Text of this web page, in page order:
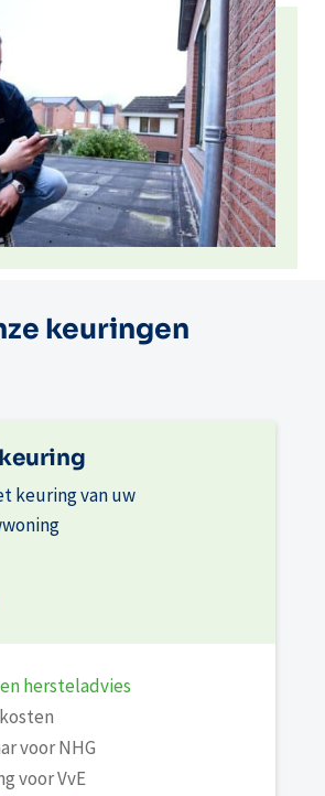
keuringen
keuring van uw
hersteladvies
voor NHG
voor VvE